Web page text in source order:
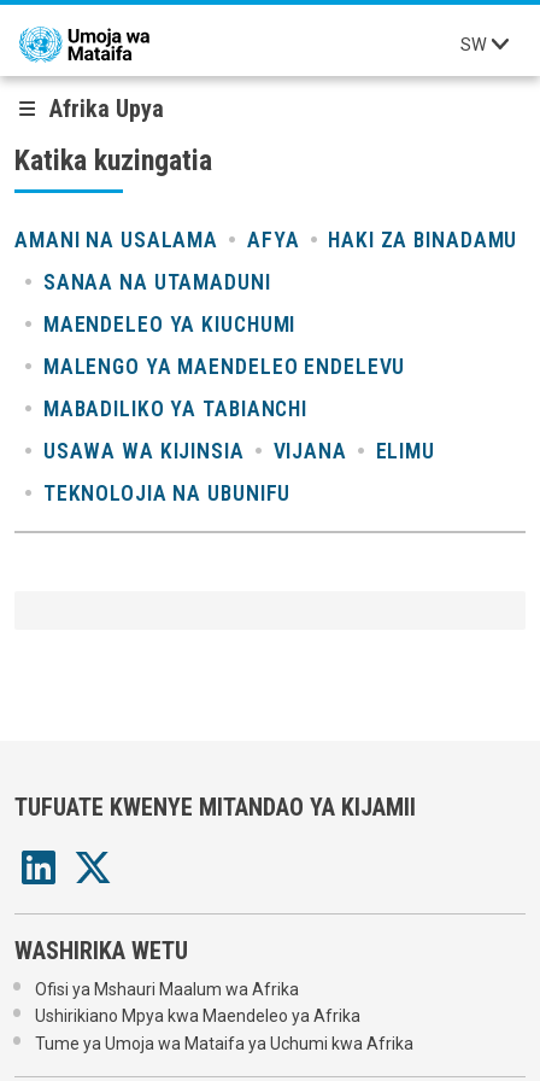
Skip to main content
SW
Afrika Upya
Katika kuzingatia
AMANI NA USALAMA AFYA
HAKI ZA BINADAMU
SANAA NA UTAMADUNI
MAENDELEO YA KIUCHUMI
MALENGO YA MAENDELEO ENDELEVU
MABADILIKO YA TABIANCHI
USAWA WA KIJINSIA
VIJANA
ELIMU
TEKNOLOJIA NA UBUNIFU
TUFUATE KWENYE MITANDAO YA KIJAMII
WASHIRIKA WETU
Ofisi ya Mshauri Maalum wa Afrika
Ushirikiano Mpya kwa Maendeleo ya Afrika
Tume ya Umoja wa Mataifa ya Uchumi kwa Afrika